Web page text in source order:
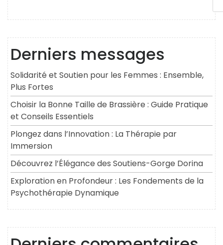
Derniers messages
Solidarité et Soutien pour les Femmes : Ensemble,
Plus Fortes
Choisir la Bonne Taille de Brassière : Guide Pratique
et Conseils Essentiels
Plongez dans l’Innovation : La Thérapie par
Immersion
Découvrez l’Élégance des Soutiens-Gorge Dorina
Exploration en Profondeur : Les Fondements de la
Psychothérapie Dynamique